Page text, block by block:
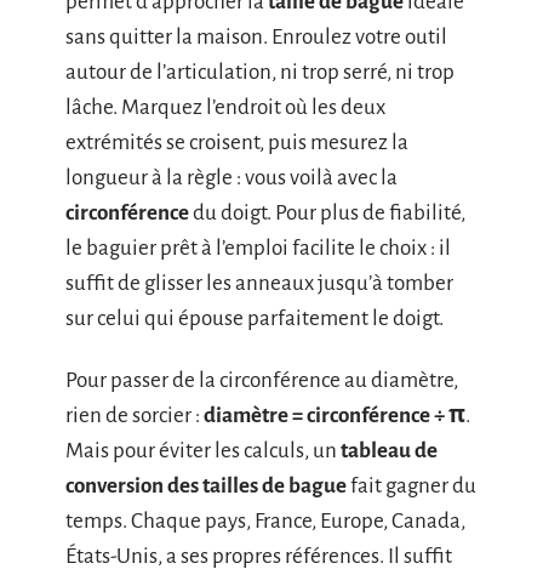
sans quitter la maison. Enroulez votre outil
autour de l’articulation, ni trop serré, ni trop
lâche. Marquez l’endroit où les deux
extrémités se croisent, puis mesurez la
longueur à la règle : vous voilà avec la
circonférencedu doigt. Pour plus de fiabilité,
le baguier prêt à l’emploi facilite le choix : il
suffit de glisser les anneaux jusqu’à tomber
sur celui qui épouse parfaitement le doigt.
Pour passer de la circonférence au diamètre,
rien de sorcier : diamètre = circonférence ÷ π.
Mais pour éviter les calculs, un tableau de
conversion des tailles de baguefait gagner du
temps. Chaque pays, France, Europe, Canada,
États-Unis, a ses propres références. Il suffit